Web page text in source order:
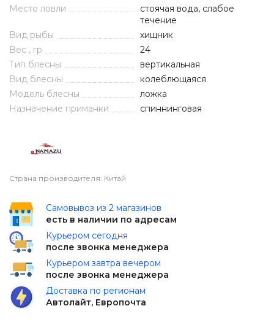
Место ловли
стоячая вода, слабое
течение
Вид рыбы
хищник
Вес , гр
24
Тип блесны
вертикальная
Вид блесны
колеблющаяся
Модель блесны
ложка
Назначение приманки
спиннинговая
Страна производителя: Китай
Самовывоз из 2 магазинов
есть в наличии по адресам
Курьером сегодня
после звонка менеджера
Курьером завтра вечером
после звонка менеджера
Доставка по регионам
Автолайт, Европочта